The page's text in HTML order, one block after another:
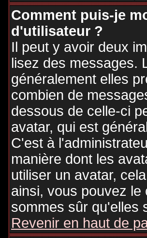
Comment puis-je
d'utilisateur ?
Il peut y avoir deux
lisez des messages.
généralement elles
combien de
dessous de celle-ci
avatar, qui est
C'est à
manière dont les
utiliser un avatar,
ainsi, vous pouvez
sommes sûr qu'elles
Revenir en haut de